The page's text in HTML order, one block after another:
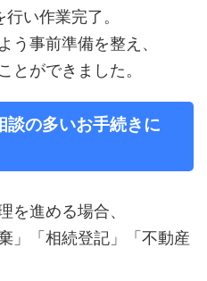
い作業完了。
う事前準備を整え、
とができました。
談の多いお手続きに
を進める場合、
」「相続登記」「不動産